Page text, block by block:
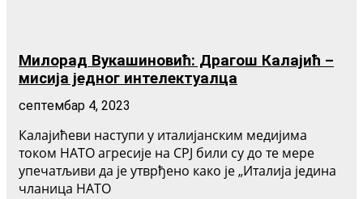
Милорад Вукашиновић: Драгош Калајић –
мисија једног интелектуалца
септембар 4, 2023
Калајићеви наступи у италијанским медијима
током НАТО агресије на СРЈ били су до те мере
упечатљиви да је утврђено како је „Италија једина
чланица НАТО